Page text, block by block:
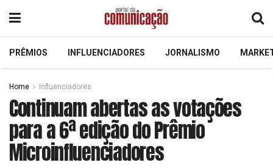
PRÊMIOS INFLUENCIADORES JORNALISMO
Home Influenciadores
Continuam abertas as votações
para a 6ª edição do Prêmio
Microinfluenciadores